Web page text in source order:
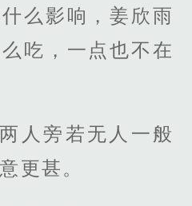
么影响，姜欣雨
吃，一点也不在
人旁若无人一般
更甚。